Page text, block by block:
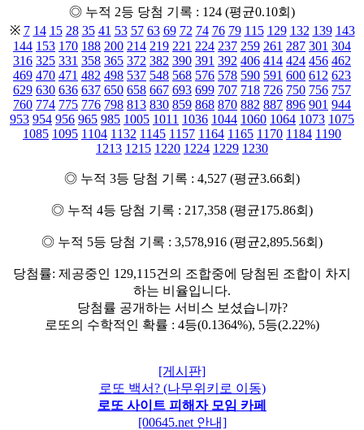
◎ 누적 2등 당첨 기록 : 124 (평균0.10회)
※ 7 14 15 28 35 41 53 57 63 69 72 74 76 79 115 129 132 139 143
144 153 170 188 200 214 219 221 224 237 259 261 287 301 304
316 325 331 358 365 372 382 390 391 392 406 414 424 456 462
469 470 471 482 498 537 548 568 576 578 590 591 600 612 623
629 630 636 637 650 658 667 693 699 707 718 726 750 756 757
760 774 775 776 798 813 830 859 868 870 882 887 896 901 944
953 954 956 965 985 1005 1011 1036 1044 1060 1064 1073 1075
1085 1095 1104 1132 1145 1157 1164 1165 1170 1184 1190
1213 1215 1220 1224 1229 1230
◎ 누적 3등 당첨 기록 : 4,527 (평균3.66회)
◎ 누적 4등 당첨 기록 : 217,358 (평균175.86회)
◎ 누적 5등 당첨 기록 : 3,578,916 (평균2,895.56회)
당첨률: 제공중인 129,115건의 조합중에 당첨된 조합이 차지
하는 비율입니다.
당첨률 공개하는 서비스 보셨습니까?
로또의 수학적인 확률 : 4등(0.1364%), 5등(2.22%)
[게시판]
로또 백서? (나무위키로 이동)
로또 사이트 피해자 모임 카페
[00645.net 안내]